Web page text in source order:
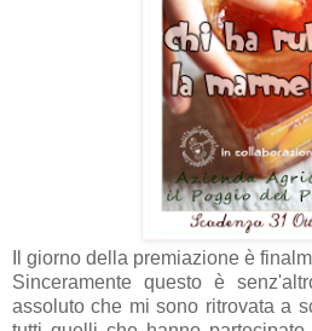
Il giorno della premiazione è
Sinceramente questo è
assoluto che mi sono ritrovata a